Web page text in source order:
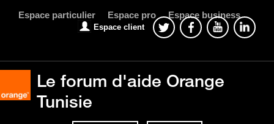
Espace particulier Espace pro Espace business
Espace client
Le forum d'aide Orange
Tunisie